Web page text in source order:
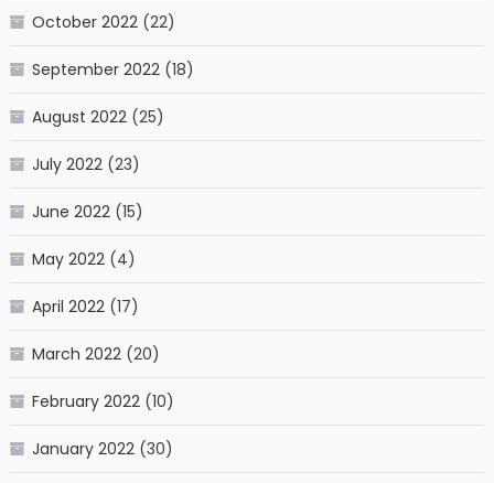
October 2022(22)
September 2022(18)
August 2022(25)
July 2022(23)
June 2022(15)
May 2022(4)
April 2022(17)
March 2022(20)
February 2022(10)
January 2022(30)